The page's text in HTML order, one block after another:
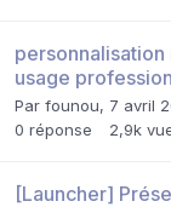
usage
Par founou, 7 avril
0 réponse 2,9k
[Launcher]